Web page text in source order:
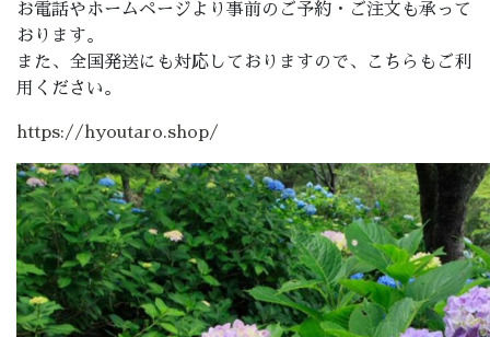
お電話やホームページより事前のご予約・ご注文も承って
おります。
また、全国発送にも対応しておりますので、こちらもご利
用ください。
https://hyoutaro.shop/